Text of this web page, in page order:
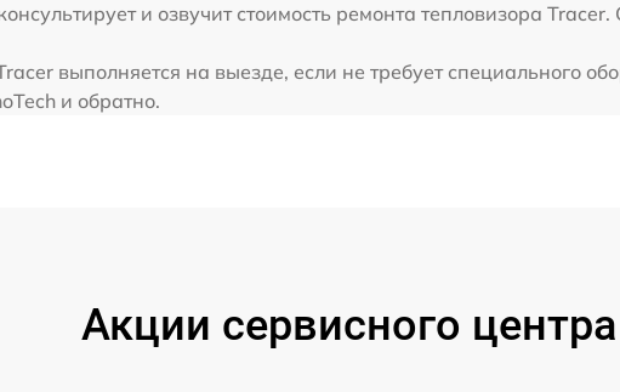
и озвучит стоимость ремонта тепловизора
выполняется на выезде, если не требует специального
и обратно.
Акции сервисного центра